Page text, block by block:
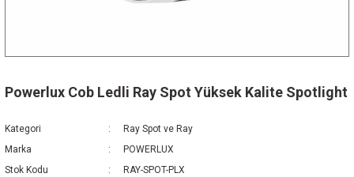
Powerlux Cob Ledli Ray Spot Yüksek Kalite Spotlight
Kategori
Ray Spot ve Ray
Marka
POWERLUX
Stok Kodu
RAY-SPOT-PLX